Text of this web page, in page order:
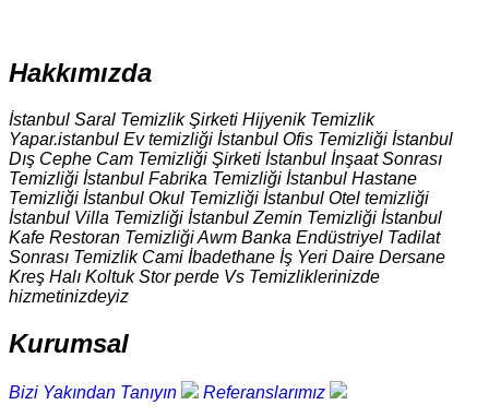
Hakkımızda
İstanbul Saral Temizlik Şirketi Hijyenik Temizlik
Yapar.istanbul Ev temizliği İstanbul Ofis Temizliği İstanbul
Dış Cephe Cam Temizliği Şirketi İstanbul İnşaat Sonrası
Temizliği İstanbul Fabrika Temizliği İstanbul Hastane
Temizliği İstanbul Okul Temizliği İstanbul Otel temizliği
İstanbul Villa Temizliği İstanbul Zemin Temizliği İstanbul
Kafe Restoran Temizliği Awm Banka Endüstriyel Tadilat
Sonrası Temizlik Cami İbadethane İş Yeri Daire Dersane
Kreş Halı Koltuk Stor perde Vs Temizliklerinizde
hizmetinizdeyiz
Kurumsal
Bizi Yakından Tanıyın Referanslarımız